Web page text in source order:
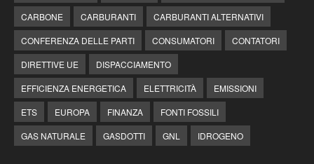
CARBONE
CARBURANTI
CARBURANTI ALTERNATIVI
CONFERENZA DELLE PARTI
CONSUMATORI
CONTATORI
DIRETTIVE UE
DISPACCIAMENTO
EFFICIENZA ENERGETICA
ELETTRICITÀ
EMISSIONI
ETS
EUROPA FINANZA
FONTI FOSSILI
GAS NATURALE
GASDOTTI GNL IDROGENO